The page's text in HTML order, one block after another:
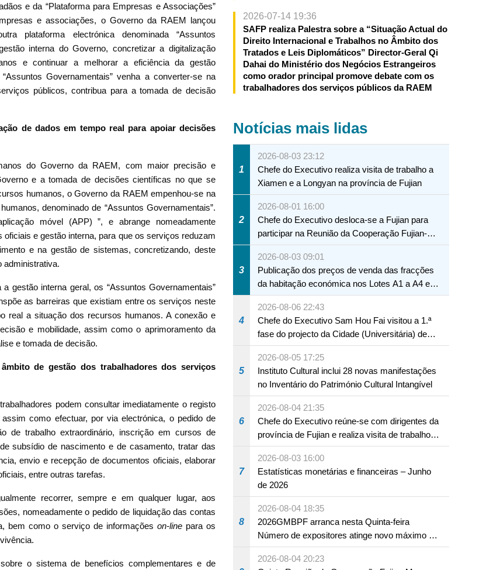
e da “Plataforma para Empresas e Associações”
e associações, o Governo da RAEM lançou
plataforma electrónica denominada “Assuntos
interna do Governo, concretizar a digitalização
e continuar a melhorar a eficiência da gestão
Governamentais” venha a converter-se na
públicos, contribua para a tomada de decisão
de dados em tempo real para apoiar decisões
do Governo da RAEM, com maior precisão e
e a tomada de decisões científicas no que se
humanos, o Governo da RAEM empenhou-se na
denominado de “Assuntos Governamentais”.
móvel (APP) ”, e abrange nomeadamente
e gestão interna, para que os serviços reduzam
e na gestão de sistemas, concretizando, deste
administrativa.
gestão interna geral, os “Assuntos Governamentais”
as barreiras que existiam entre os serviços neste
real a situação dos recursos humanos. A conexão e
e mobilidade, assim como o aprimoramento da
e tomada de decisão.
de gestão dos trabalhadores dos serviços
podem consultar imediatamente o registo
como efectuar, por via electrónica, o pedido de
de trabalho extraordinário, inscrição em cursos de
subsídio de nascimento e de casamento, tratar das
envio e recepção de documentos oficiais, elaborar
entre outras tarefas.
recorrer, sempre e em qualquer lugar, aos
nomeadamente o pedido de liquidação das contas
bem como o serviço de informações on-line para os
o sistema de benefícios complementares e de
2026-07-14 19:36
SAFP realiza Palestra sobre a “Situação Actual do
Direito Internacional e Trabalhos no Âmbito dos
Tratados e Leis Diplomáticos” Director-Geral Qi
Dahai do Ministério dos Negócios Estrangeiros
como orador principal promove debate com os
trabalhadores dos serviços públicos da RAEM
Notícias mais lidas
1
2026-08-03 23:12
Chefe do Executivo realiza visita de trabalho a
Xiamen e a Longyan na província de Fujian
2
2026-08-01 16:00
Chefe do Executivo desloca-se a Fujian para
participar na Reunião da Cooperação Fujian-
Macau
3
2026-08-03 09:01
Publicação dos preços de venda das fracções
da habitação económica nos Lotes A1 a A4 e
A12 da Zona A dos Novos Aterros
4
2026-08-06 22:43
Chefe do Executivo Sam Hou Fai visitou a 1.ª
fase do projecto da Cidade (Universitária) de
Educação Internacional de Macau e Hengqin
5
2026-08-05 17:25
Instituto Cultural inclui 28 novas manifestações
no Inventário do Património Cultural Intangível
6
2026-08-04 21:35
Chefe do Executivo reúne-se com dirigentes da
província de Fujian e realiza visita de trabalho
em Fuzhou
7
2026-08-03 16:00
Estatísticas monetárias e financeiras – Junho
de 2026
8
2026-08-04 18:35
2026GMBPF arranca nesta Quinta-feira
Número de expositores atinge novo máximo em
18 anos
2026-08-04 20:23